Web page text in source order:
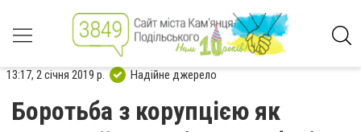
13:17, 2 січня 2019 р. Надійне джерело
Боротьба з корупцією як